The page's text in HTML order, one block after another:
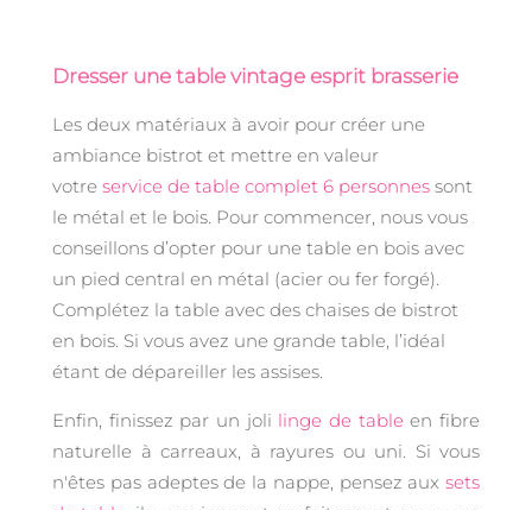
Dresser une table vintage esprit brasserie
Les deux matériaux à avoir pour créer une
ambiance bistrot et mettre en valeur
votre service de table complet 6 personnes sont
le métal et le bois. Pour commencer, nous vous
conseillons d’opter pour une table en bois avec
un pied central en métal (acier ou fer forgé).
Complétez la table avec des chaises de bistrot
en bois. Si vous avez une grande table, l’idéal
étant de dépareiller les assises.
Enfin, finissez par un joli linge de tableen fibre
naturelle à carreaux, à rayures ou uni. Si vous
n'êtes pas adeptes de la nappe, pensez aux sets